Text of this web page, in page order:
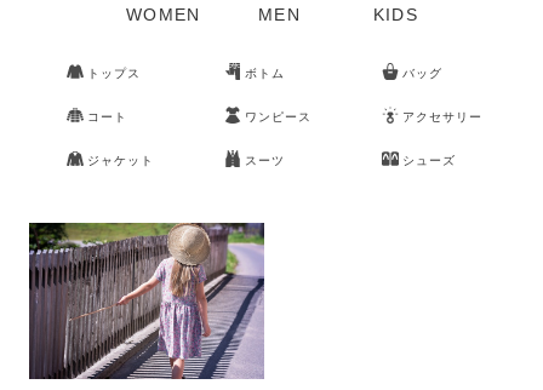
WOMEN MEN KIDS
トップス ボトム バッグ
コート ワンピース アクセサリー
ジャケット スーツ シューズ